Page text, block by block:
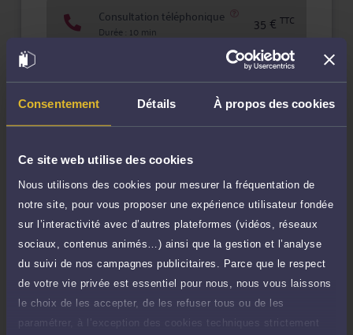
Consentement Détails À propos des cookies
Ce site web utilise des cookies
Nous utilisons des cookies pour mesurer la fréquentation de
notre site, pour vous proposer une expérience utilisateur fondée
sur l’interactivité avec d’autres plateformes (vidéos, réseaux
sociaux, contenus animés…) ainsi que la gestion et l’analyse
du suivi de nos campagnes publicitaires. Parce que le respect
de votre vie privée est essentiel pour nous, nous vous laissons
le choix de les accepter, de les refuser tous ou de les
paramétrer, à l’exception des cookies techniques strictement
Consultation téléphonique
Durée : 10 min 35 € TTC
Demander un rappel
Question simple
Réponse concise à votre question (moins 30 €
TTC
Consultation écrite
Etude de votre dossier + possibilité
d'ajout d'une pièce jointe
170 €
Consulter par écrit
Voir sa Grille indicative des Honoraires